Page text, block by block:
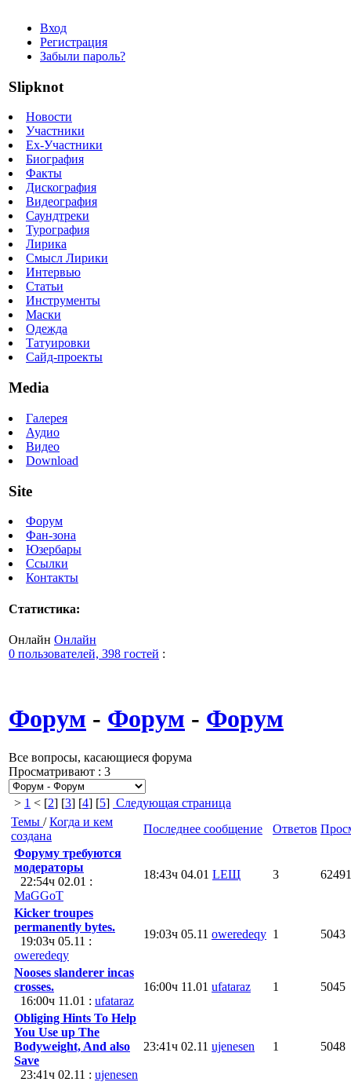
Вход
Регистрация
Забыли пароль?
Slipknot
Новости
Участники
Ex-Участники
Биография
Факты
Дискография
Видеография
Саундтреки
Турография
Лирика
Смысл Лирики
Интервью
Статьи
Инструменты
Маски
Одежда
Татуировки
Сайд-проекты
Media
Галерея
Аудио
Видео
Download
Site
Форум
Фан-зона
Юзербары
Ссылки
Контакты
Статистика:
Онлайн Онлайн
0 пользователей, 398 гостей :
Форум - Форум - Форум
Все вопросы, касающиеся форума
Просматривают : 3
> 1 < [2] [3] [4] [5] Следующая страница
Темы /Когда и кем
создана
Последнее сообщение Ответов
Форуму требуются
модераторы
22:54ч 02.01 :
MaGGoT
18:43ч 04.01 LEЩ 3 62491
Kicker troupes
permanently bytes.
19:03ч 05.11 :
oweredeqy
19:03ч 05.11 oweredeqy 1 5043
Nooses slanderer incas
crosses.
16:00ч 11.01 : ufataraz
16:00ч 11.01 ufataraz 1 5045
Obliging Hints To Help
You Use up The
Bodyweight, And also
Save
23:41ч 02.11 : ujenesen
23:41ч 02.11 ujenesen 1 5048